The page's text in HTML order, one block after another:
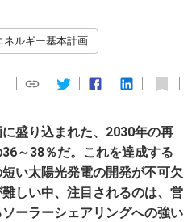
ネルギー基本計画
盛り込まれた、2030年の再
～38％だ。これを達成する
い太陽光発電の開発が不可欠
しい中、注目されるのは、営
ーラーシェアリングへの強い